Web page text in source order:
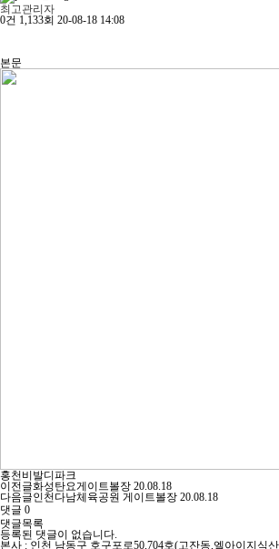
최고관리자
0건 1,133회 20-08-18 14:08
본문
홍천비발디파크
이전글화성탄요게이트볼장 20.08.18
다음글인천다남체육공원 게이트볼장 20.08.18
댓글 0
댓글목록
등록된 댓글이 없습니다.
본사 : 인천 남동구 호구포로50,704호(고잔동,엘아이지식